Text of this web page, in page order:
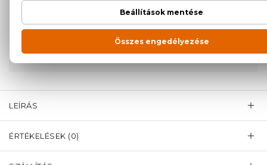
14 napos visszaküldési
garanciával
Kérdésed van, elakadtál? Hívd ügyfélszolgálatunkat:
20 779 1924
LEÍRÁS
ÉRTÉKELÉSEK (0)